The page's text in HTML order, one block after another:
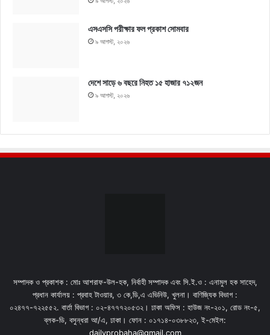
এসএসসি পরীক্ষার ফল প্রকাশ সোমবার
৯ আগস্ট, ২০২৬
দেশে সাড়ে ৬ বছরে নিহত ১৫ হাজার ৭১২জন
৯ আগস্ট, ২০২৬
সম্পাদক ও প্রকাশক : মোঃ আশরাফ-উল-হক, নির্বাহী সম্পাদক এবং সি.ই.ও : এনামুল হক সাহেদ,
প্রধান কার্যালয় : প্রবাহ টাওয়ার, ৩ কে,ডি,এ এভিনিউ, খুলনা। বাণিজ্যিক বিভাগ :
০২৪৭৭-৭২২৫৫২. বার্তা বিভাগ : ০২-৪৭৭৭২০৫৩২। ঢাকা অফিস : হাউজ নং-২০১, রোড নং-৫,
ব্লক-ডি, বসুন্ধরা আ/এ, ঢাকা। ফোন : ০১৭১৪-০৩৮৮২৩, ই-মেইল:
dailyprobaha@gmail.com